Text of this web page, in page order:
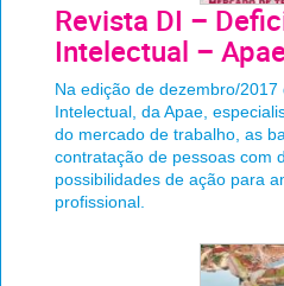
Revista DI –
Intelectual –
Na edição de dezembro/2017
Intelectual, da Apae,
do mercado de trabalho, as
contratação de pessoas com
possibilidades de ação para
profissional.